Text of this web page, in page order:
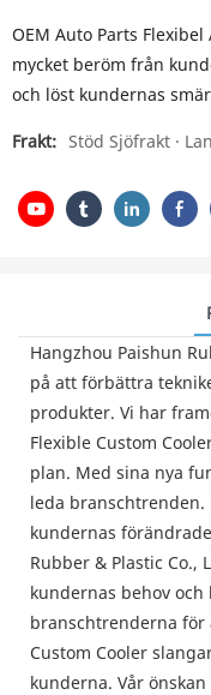
OEM Auto Parts
mycket beröm från
och löst kundernas
Frakt: Stöd Sjöfrakt ·
Hangzhou Paishun
på att förbättra
produkter. Vi har
Flexible Custom
plan. Med sina nya
leda
kundernas
Rubber & Plastic Co.,
kundernas behov
branschtrenderna för
Custom Cooler
kunderna. Vår